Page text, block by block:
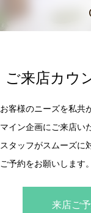
ご来店カウ
お客様のニーズを私共
マイン企画にご来店い
スタッフがスムーズに
ご予約をお願いします。
来店ご